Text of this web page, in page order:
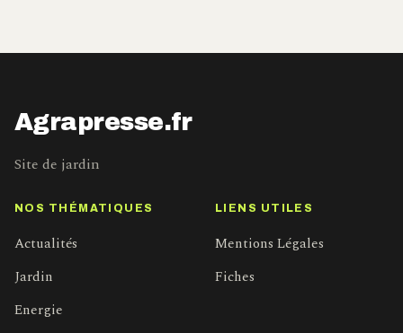
Agrapresse.fr
Site de jardin
NOS THÉMATIQUES
Actualités
Jardin
Energie
LIENS UTILES
Mentions Légales
Fiches